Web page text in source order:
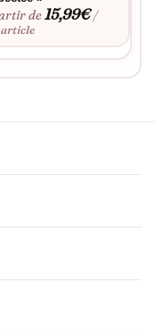
de l’ordinaire
en famille
les grands-parents.
la coupe parfaite.
notre
aux lavages
de nombreuses
de15,99€ /